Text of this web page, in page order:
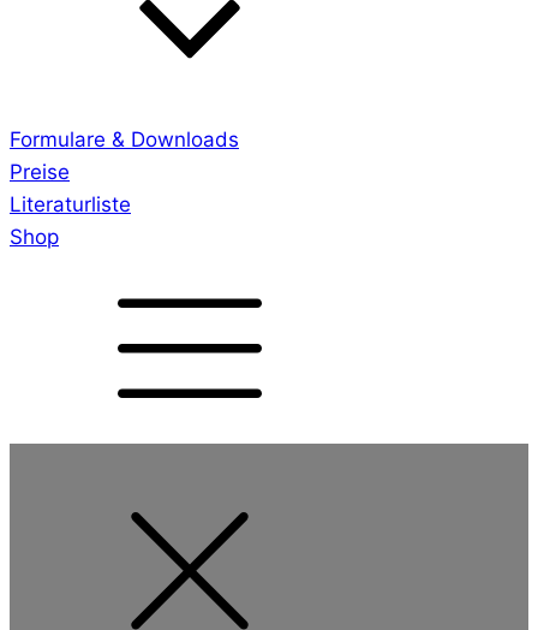
Formulare & Downloads
Preise
Literaturliste
Shop